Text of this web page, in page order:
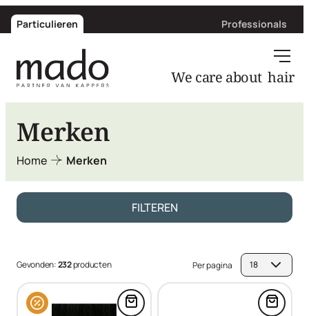
Particulieren Professionals
We care about hair
Merken
Home Merken
FILTEREN
Gevonden:232producten Per pagina
Voeg XpressColor 3.0 DarkVoeg